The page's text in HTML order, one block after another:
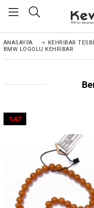
ANASAYFA > KEHRIBAR
BMW LOGOLU KEHRIBAR
%47